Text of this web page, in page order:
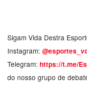
Sigam Vida Destra
Instagram:
Telegram: https://t.me/
do nosso grupo de